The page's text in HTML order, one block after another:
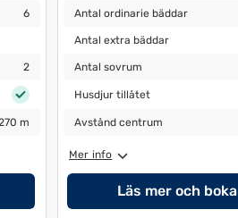
6
2
m
Antal ordinarie bäddar
Antal ordinarie bäddar
Antal extra bäddar
Antal extra bäddar
Antal sovrum
Antal sovrum
Husdjur tillåtet
Husdjur tillåtet
Avstånd centrum
Avstånd centrum
Mer info
Läs mer och boka